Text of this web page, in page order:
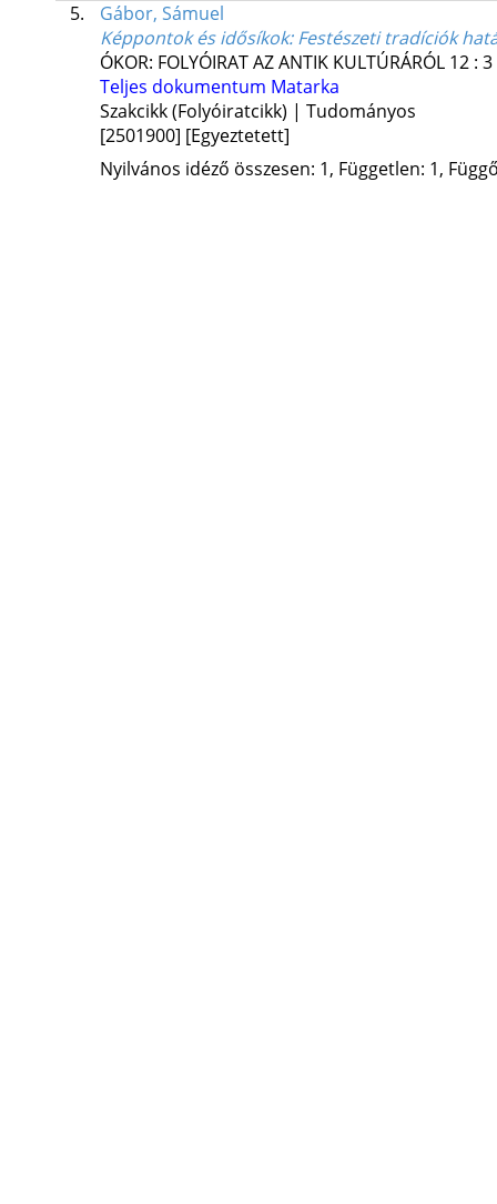
5.
Gábor, Sámuel
Képpontok és idősíkok: Festészeti tradíciók
ÓKOR: FOLYÓIRAT AZ ANTIK KULTÚRÁRÓL 12: 3
Teljes dokumentum Matarka
Szakcikk (Folyóiratcikk) | Tudományos
[2501900] [Egyeztetett]
Nyilvános idéző összesen: 1, Független: 1,